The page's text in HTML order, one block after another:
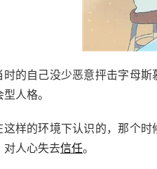
时的自己没少恶意抨击字母
人格。
样的环境下认识的，那个时
对人心失去信任。